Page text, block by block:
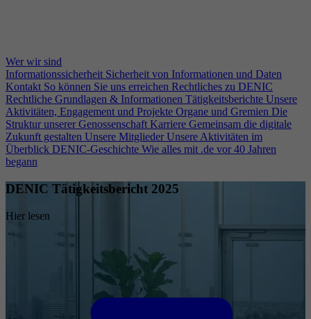
Wer wir sind
Informationssicherheit Sicherheit von Informationen und Daten
Kontakt So können Sie uns erreichen Rechtliches zu DENIC
Rechtliche Grundlagen & Informationen Tätigkeitsberichte Unsere
Aktivitäten, Engagement und Projekte Organe und Gremien Die
Struktur unserer Genossenschaft Karriere Gemeinsam die digitale
Zukunft gestalten Unsere Mitglieder Unsere Aktivitäten im
Überblick DENIC-Geschichte Wie alles mit .de vor 40 Jahren
begann
DENIC Tätigkeitsbericht 2025
Hier lesen